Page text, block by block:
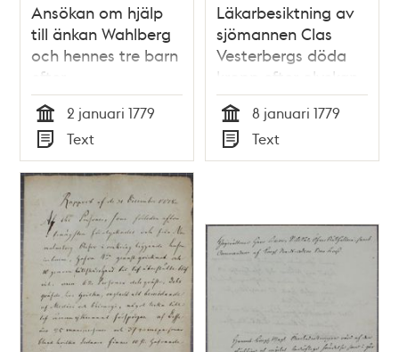
Ansökan om hjälp
till änkan Wahlberg
och hennes tre barn
efter
Norrmalmstorgsolyckan
1778
Tid
2 januari 1779
Typ
Text
Läkarbesiktning av
sjömannen Clas
Vesterbergs döda
kropp efter olyckan
vid Norrmalmstorg
30 december 1778
Tid
8 januari 1779
Typ
Text